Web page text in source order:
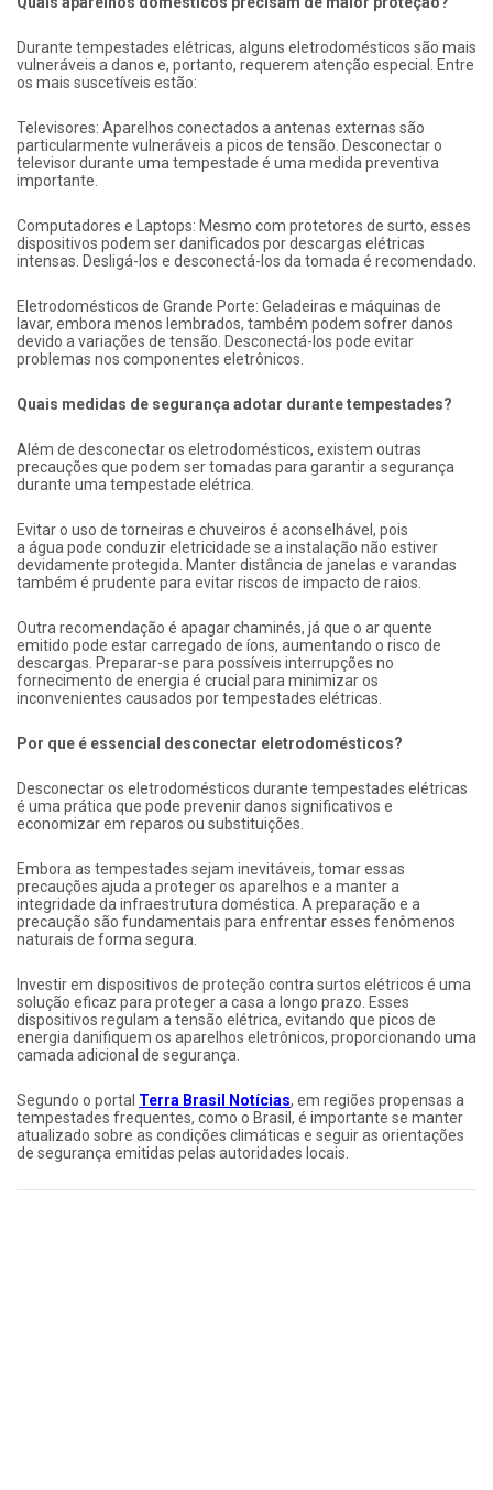
Durante tempestades elétricas, alguns eletrodomésticos são mais
vulneráveis a danos e, portanto, requerem atenção especial. Entre
os mais suscetíveis estão:
Televisores: Aparelhos conectados a antenas externas são
particularmente vulneráveis a picos de tensão. Desconectar o
televisor durante uma tempestade é uma medida preventiva
importante.
Computadores e Laptops: Mesmo com protetores de surto, esses
dispositivos podem ser danificados por descargas elétricas
intensas. Desligá-los e desconectá-los da tomada é recomendado.
Eletrodomésticos de Grande Porte: Geladeiras e máquinas de
lavar, embora menos lembrados, também podem sofrer danos
devido a variações de tensão. Desconectá-los pode evitar
problemas nos componentes eletrônicos.
Quais medidas de segurança adotar durante tempestades?
Além de desconectar os eletrodomésticos, existem outras
precauções que podem ser tomadas para garantir a segurança
durante uma tempestade elétrica.
Evitar o uso de torneiras e chuveiros é aconselhável, pois
a água pode conduzir eletricidade se a instalação não estiver
devidamente protegida. Manter distância de janelas e varandas
também é prudente para evitar riscos de impacto de raios.
Outra recomendação é apagar chaminés, já que o ar quente
emitido pode estar carregado de íons, aumentando o risco de
descargas. Preparar-se para possíveis interrupções no
fornecimento de energia é crucial para minimizar os
inconvenientes causados por tempestades elétricas.
Por que é essencial desconectar eletrodomésticos?
Desconectar os eletrodomésticos durante tempestades elétricas
é uma prática que pode prevenir danos significativos e
economizar em reparos ou substituições.
Embora as tempestades sejam inevitáveis, tomar essas
precauções ajuda a proteger os aparelhos e a manter a
integridade da infraestrutura doméstica. A preparação e a
precaução são fundamentais para enfrentar esses fenômenos
naturais de forma segura.
Investir em dispositivos de proteção contra surtos elétricos é uma
solução eficaz para proteger a casa a longo prazo. Esses
dispositivos regulam a tensão elétrica, evitando que picos de
energia danifiquem os aparelhos eletrônicos, proporcionando uma
camada adicional de segurança.
Segundo o portal Terra Brasil Notícias, em regiões propensas a
tempestades frequentes, como o Brasil, é importante se manter
atualizado sobre as condições climáticas e seguir as orientações
de segurança emitidas pelas autoridades locais.